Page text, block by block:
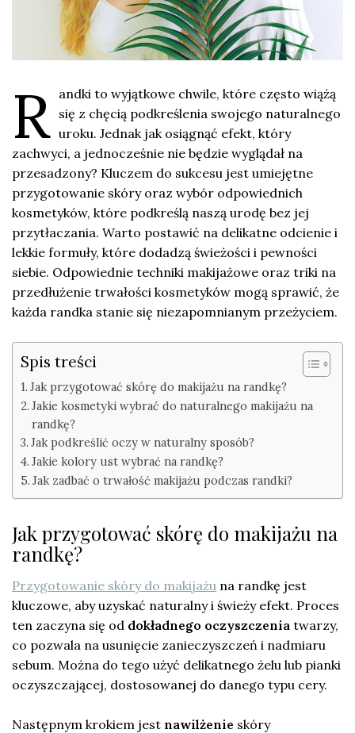
R andki to wyjątkowe chwile, które często wiążą
się z chęcią podkreślenia swojego naturalnego
uroku. Jednak jak osiągnąć efekt, który
zachwyci, a jednocześnie nie będzie wyglądał na
przesadzony? Kluczem do sukcesu jest umiejętne
przygotowanie skóry oraz wybór odpowiednich
kosmetyków, które podkreślą naszą urodę bez jej
przytłaczania. Warto postawić na delikatne odcienie i
lekkie formuły, które dodadzą świeżości i pewności
siebie. Odpowiednie techniki makijażowe oraz triki na
przedłużenie trwałości kosmetyków mogą sprawić, że
każda randka stanie się niezapomnianym przeżyciem.
Spis treści
Jak przygotować skórę do makijażu na randkę?
Jakie kosmetyki wybrać do naturalnego makijażu na
randkę?
Jak podkreślić oczy w naturalny sposób?
Jakie kolory ust wybrać na randkę?
Jak zadbać o trwałość makijażu podczas randki?
Jak przygotować skórę do makijażu na
randkę?
Przygotowanie skóry do makijażu na randkę jest
kluczowe, aby uzyskać naturalny i świeży efekt. Proces
ten zaczyna się od dokładnego oczyszczenia twarzy,
co pozwala na usunięcie zanieczyszczeń i nadmiaru
sebum. Można do tego użyć delikatnego żelu lub pianki
oczyszczającej, dostosowanej do danego typu cery.
Następnym krokiem jest nawilżenie skóry